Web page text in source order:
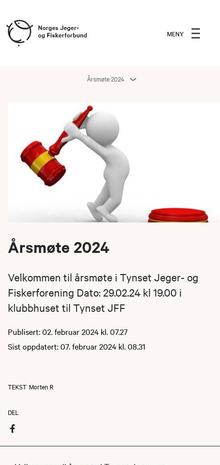
MENY
Årsmøte 2024
Årsmøte 2024
Velkommen til årsmøte i Tynset Jeger- og
Fiskerforening Dato: 29.02.24 kl 19.00 i
klubbhuset til Tynset JFF
Publisert: 02. februar 2024 kl. 07.27
Sist oppdatert: 07. februar 2024 kl. 08.31
TEKST Morten R
DEL